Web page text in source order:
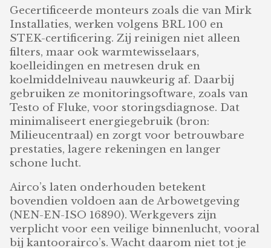
Gecertificeerde monteurs zoals die van Mirk
Installaties, werken volgens BRL 100 en
STEK-certificering. Zij reinigen niet alleen
filters, maar ook warmtewisselaars,
koelleidingen en metresen druk en
koelmiddelniveau nauwkeurig af. Daarbij
gebruiken ze monitoringsoftware, zoals van
Testo of Fluke, voor storingsdiagnose. Dat
minimaliseert energiegebruik (bron:
Milieucentraal) en zorgt voor betrouwbare
prestaties, lagere rekeningen en langer
schone lucht.
Airco’s laten onderhouden betekent
bovendien voldoen aan de Arbowetgeving
(NEN-EN-ISO 16890). Werkgevers zijn
verplicht voor een veilige binnenlucht, vooral
bij kantoorairco’s. Wacht daarom niet tot je